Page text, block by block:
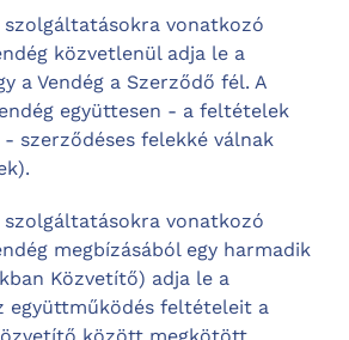
szolgáltatásokra vonatkozó
közvetlenül adja le a
a Vendég a Szerződő fél. A
együttesen - a feltételek
szerződéses felekké válnak
szolgáltatásokra vonatkozó
megbízásából egy harmadik
Közvetítő) adja le a
együttműködés feltételeit a